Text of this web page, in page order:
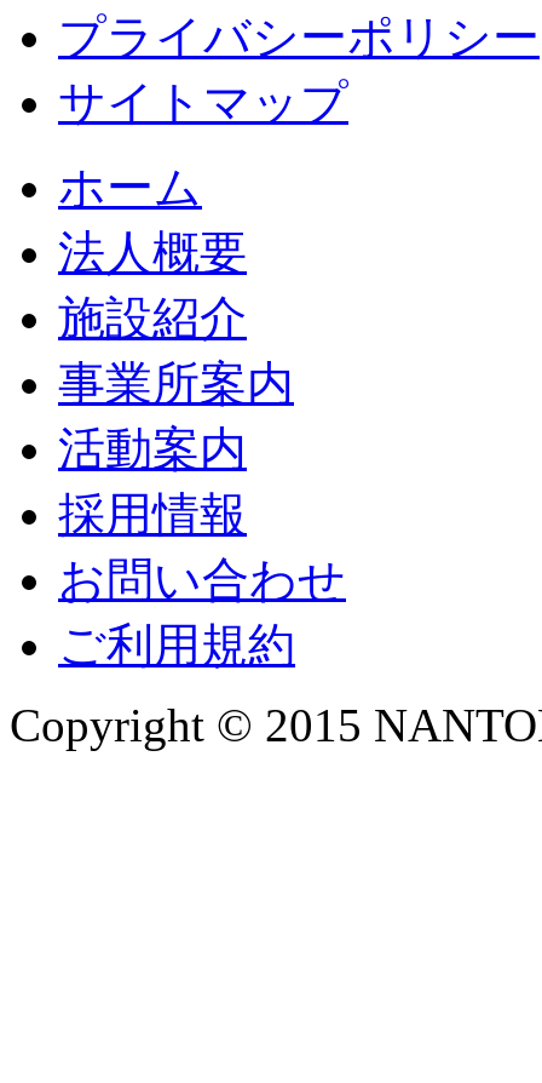
プライバシーポリシー
サイトマップ
ホーム
法人概要
施設紹介
事業所案内
活動案内
採用情報
お問い合わせ
ご利用規約
Copyright © 2015